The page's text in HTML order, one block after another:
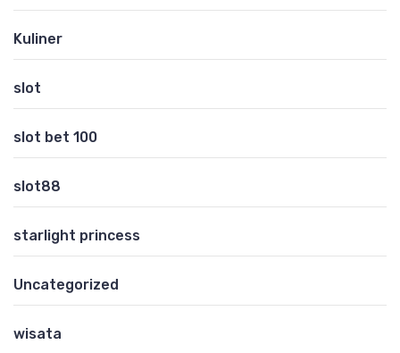
Kuliner
slot
slot bet 100
slot88
starlight princess
Uncategorized
wisata